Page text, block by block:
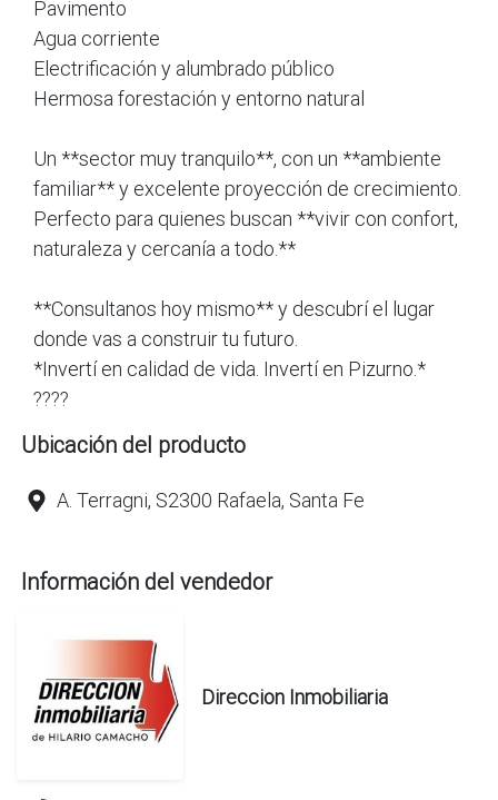
Pavimento
Agua corriente
Electrificación y alumbrado público
Hermosa forestación y entorno natural
Un **sector muy tranquilo**, con un **ambiente
familiar** y excelente proyección de crecimiento.
Perfecto para quienes buscan **vivir con confort,
naturaleza y cercanía a todo.**
**Consultanos hoy mismo** y descubrí el lugar
donde vas a construir tu futuro.
*Invertí en calidad de vida. Invertí en Pizurno.*
????
Ubicación del producto
A. Terragni, S2300 Rafaela, Santa Fe
Información del vendedor
Direccion Inmobiliaria